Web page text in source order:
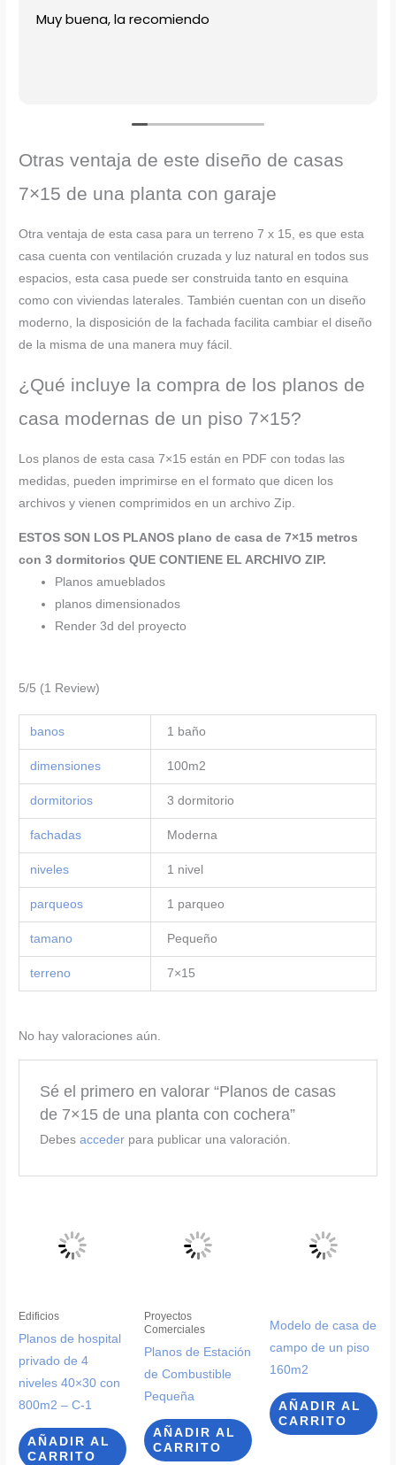
Muy buena, la recomiendo
Otras ventaja de este diseño de casas
7×15 de una planta con garaje
Otra ventaja de esta casa para un terreno 7 x 15, es que esta
casa cuenta con ventilación cruzada y luz natural en todos sus
espacios, esta casa puede ser construida tanto en esquina
como con viviendas laterales. También cuentan con un diseño
moderno, la disposición de la fachada facilita cambiar el diseño
de la misma de una manera muy fácil.
¿Qué incluye la compra de los planos de
casa modernas de un piso 7×15?
Los planos de esta casa 7×15 están en PDF con todas las
medidas, pueden imprimirse en el formato que dicen los
archivos y vienen comprimidos en un archivo Zip.
ESTOS SON LOS PLANOS plano de casa de 7×15 metros
con 3 dormitorios QUE CONTIENE EL ARCHIVO ZIP.
Planos amueblados
planos dimensionados
Render 3d del proyecto
5/5 (1 Review)
banos 1 baño
dimensiones 100m2
dormitorios 3 dormitorio
fachadas Moderna
niveles 1 nivel
parqueos 1 parqueo
tamano Pequeño
terreno 7×15
No hay valoraciones aún.
Sé el primero en valorar “Planos de casas
de 7×15 de una planta con cochera”
Debes accederpara publicar una valoración.
Edificios
Planos de hospital
privado de 4
niveles 40×30 con
800m2 – C-1
AÑADIR AL
CARRITO
Proyectos
Comerciales
Planos de Estación
de Combustible
Pequeña
AÑADIR AL
CARRITO
Modelo de casa de
campo de un piso
160m2
AÑADIR AL
CARRITO